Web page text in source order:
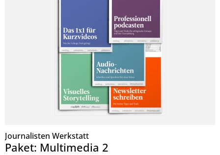
Journalisten Werkstatt
Paket: Multimedia 2